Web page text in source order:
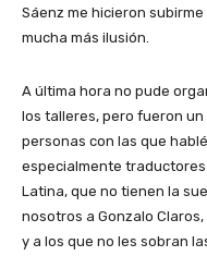
Sáenz me hicieron
mucha más ilusión.
A última hora no pude
los talleres, pero fueron
personas con las que
especialmente
Latina, que no tienen la
nosotros a Gonzalo
y a los que no les sobran